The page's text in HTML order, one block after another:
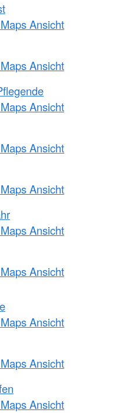
Ansicht
Ansicht
Ansicht
Ansicht
Ansicht
Ansicht
Ansicht
Ansicht
Ansicht
Ansicht